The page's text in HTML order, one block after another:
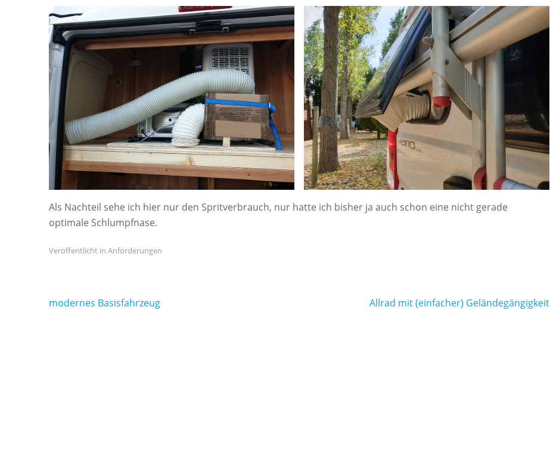
Als Nachteil sehe ich hier nur den Spritverbrauch, nur hatte ich bisher ja auch schon eine nicht gerade
optimale Schlumpfnase.
Veröffentlicht in Anforderungen
Beitragsnavigation
modernes Basisfahrzeug Allrad mit (einfacher) Geländegängigkeit